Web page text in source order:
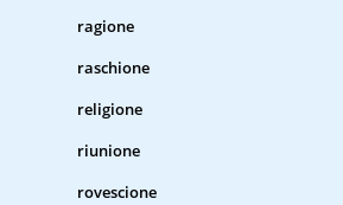
ragione
raschione
religione
riunione
rovescione